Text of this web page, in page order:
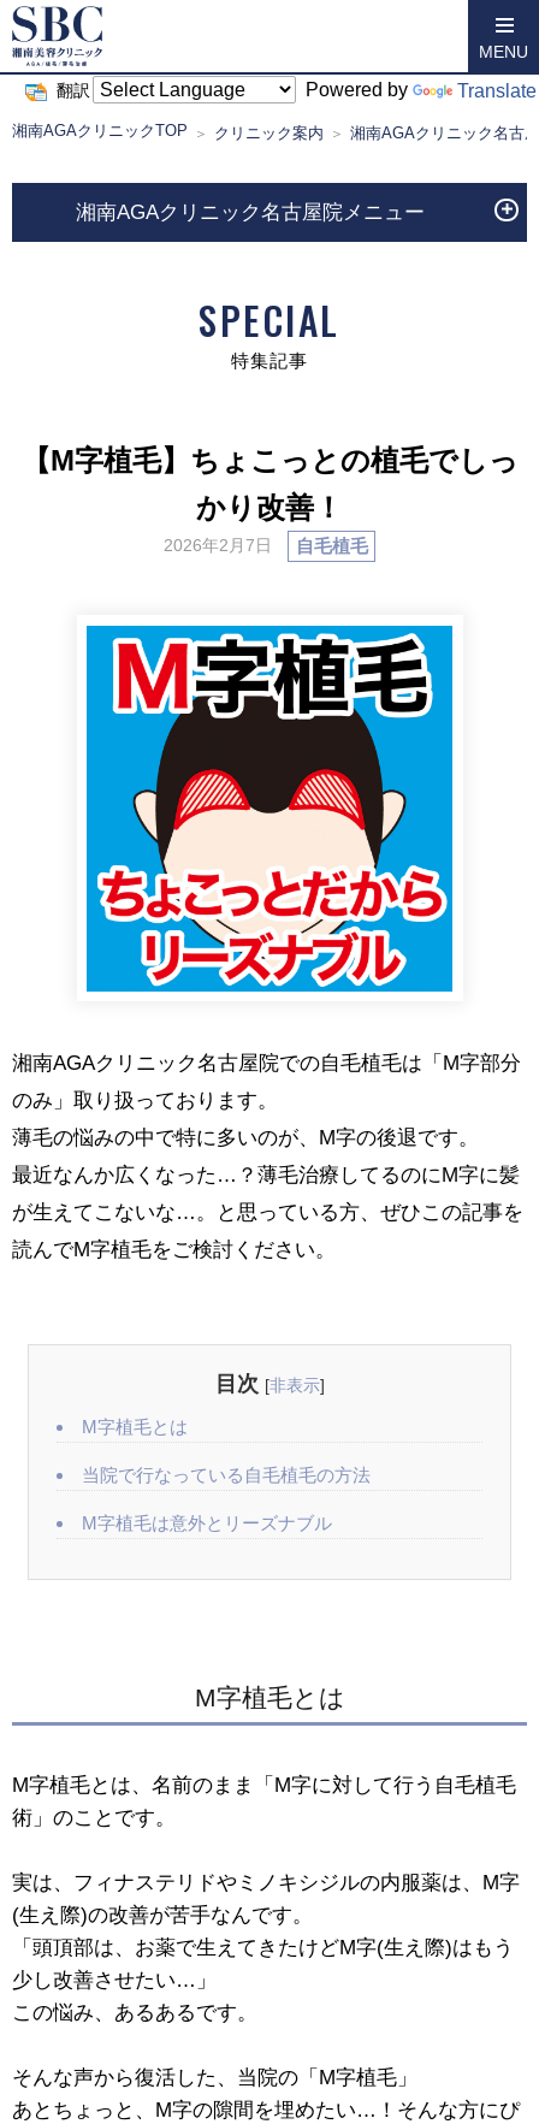
翻訳 Powered by Translate
MENU
湘南AGAクリニックTOP クリニック案内 湘南AGAクリニック名古
湘南AGAクリニック名古屋院メニュー
SPECIAL
特集記事
【M字植毛】ちょこっとの植毛でしっ
かり改善！
2026年2月7日 自毛植毛
湘南AGAクリニック名古屋院での自毛植毛は「M字部分
のみ」取り扱っております。
薄毛の悩みの中で特に多いのが、M字の後退です。
最近なんか広くなった…？薄毛治療してるのにM字に髪
が生えてこないな…。と思っている方、ぜひこの記事を
読んでM字植毛をご検討ください。
目次 [非表示]
M字植毛とは
当院で行なっている自毛植毛の方法
M字植毛は意外とリーズナブル
M字植毛とは
M字植毛とは、名前のまま「M字に対して行う自毛植毛
術」のことです。
実は、フィナステリドやミノキシジルの内服薬は、M字
(生え際)の改善が苦手なんです。
「頭頂部は、お薬で生えてきたけどM字(生え際)はもう
少し改善させたい…」
この悩み、あるあるです。
そんな声から復活した、当院の「M字植毛」
あとちょっと、M字の隙間を埋めたい…！そんな方にぴ